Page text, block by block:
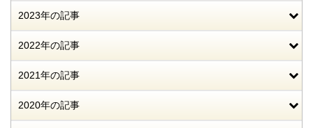
2023年の記事
2022年の記事
2021年の記事
2020年の記事